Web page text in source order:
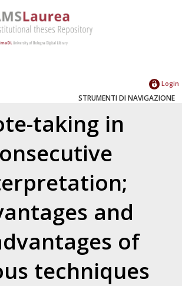
Login
STRUMENTI DI NAVIGAZIONE
taking in
and
of
techniques